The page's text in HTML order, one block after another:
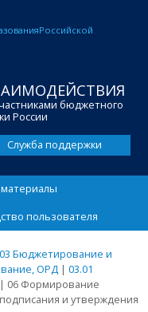
Российской
бюджетного
России
Служба поддержки
пользователя
03 Бюджетирование и
ОРД | 03.01
| 06 Формирование
и утверждения